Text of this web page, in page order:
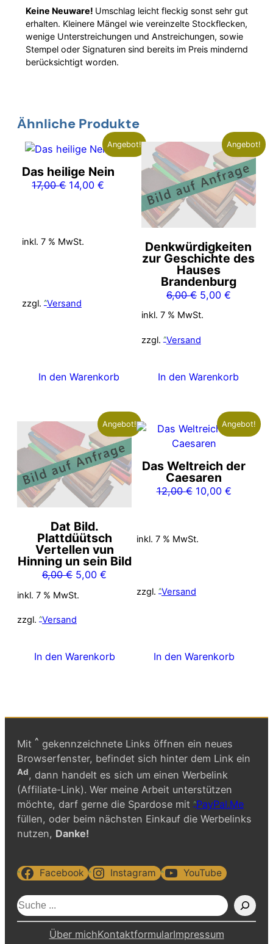
Keine Neuware! Umschlag leicht fleckig sonst sehr gut
erhalten. Kleinere Mängel wie vereinzelte Stockflecken,
wenige Unterstreichungen und Anstreichungen, sowie
Stempel oder Signaturen sind bereits im Preis mindernd
berücksichtigt worden.
Ähnliche Produkte
Angebot!
Das heilige Nein
17,00€ Ursprünglicher
14,00€
inkl. 7 % MwSt.
zzgl. Versand
In den Warenkorb
Angebot!
Denkwürdigkeiten
zur Geschichte des
Hauses
Brandenburg
6,00€ Ursprünglicher
Preis
6,00 €
5,00 €Aktueller
inkl. 7 % MwSt.
zzgl. Versand
In den Warenkorb
Angebot!
Dat Bild.
Plattdüütsch
Vertellen vun
Hinning un sein Bild
6,00€ Ursprünglicher
6,00 €
5,00€
inkl. 7 % MwSt.
zzgl. Versand
In den Warenkorb
Angebot!
Das Weltreich der
Caesaren
12,00€ Ursprünglicher
12,00 €
10,00 €Aktueller
inkl. 7 % MwSt.
zzgl. Versand
In den Warenkorb
Mit ^ gekennzeichnete Links öffnen ein neues
Browserfenster, befindet sich hinter dem Link ein
Ad, dann handelt es sich um einen Werbelink
(Affiliate-Link). Wer meine Arbeit unterstützen
möchte, darf gerne die Spardose mit PayPal.Me
füllen, oder beim nächsten Einkauf die Werbelinks
nutzen, Danke!
Facebook Instagram YouTube
S
u
Über michKontaktformularImpressum